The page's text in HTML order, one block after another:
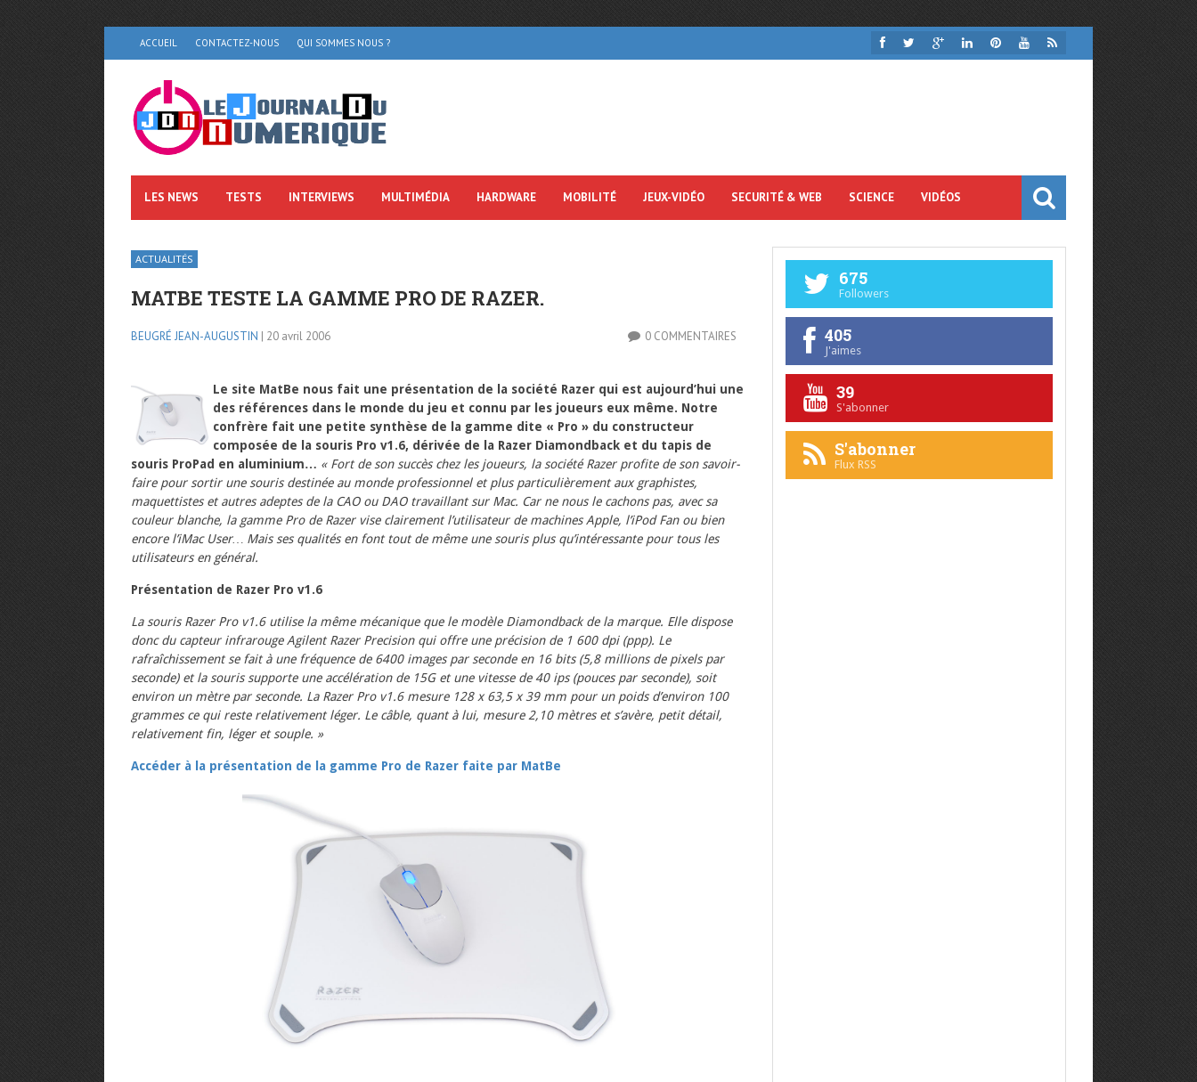
ACCUEIL CONTACTEZ-NOUS QUI SOMMES NOUS ?
LES NEWS TESTS INTERVIEWS MULTIMÉDIA HARDWARE MOBILITÉ JEUX-VIDÉO SECURITÉ & WEB SCIENCE VIDÉOS
ACTUALITÉS
MATBE TESTE LA GAMME PRO DE RAZER.
BEUGRÉ JEAN-AUGUSTIN | 20 avril 2006 0 COMMENTAIRES
Le site MatBe nous fait une présentation de la société Razer qui est aujourd’hui une
des références dans le monde du jeu et connu par les joueurs eux même. Notre
confrère fait une petite synthèse de la gamme dite « Pro » du constructeur
composée de la souris Pro v1.6, dérivée de la Razer Diamondback et du tapis de
souris ProPad en aluminium… « Fort de son succès chez les joueurs, la société Razer profite de son savoir-
faire pour sortir une souris destinée au monde professionnel et plus particulièrement aux graphistes,
maquettistes et autres adeptes de la CAO ou DAO travaillant sur Mac. Car ne nous le cachons pas, avec sa
couleur blanche, la gamme Pro de Razer vise clairement l’utilisateur de machines Apple, l’iPod Fan ou bien
encore l’iMac User… Mais ses qualités en font tout de même une souris plus qu’intéressante pour tous les
utilisateurs en général.
Présentation de Razer Pro v1.6
La souris Razer Pro v1.6 utilise la même mécanique que le modèle Diamondback de la marque. Elle dispose
donc du capteur infrarouge Agilent Razer Precision qui offre une précision de 1 600 dpi (ppp). Le
rafraîchissement se fait à une fréquence de 6400 images par seconde en 16 bits (5,8 millions de pixels par
seconde) et la souris supporte une accélération de 15G et une vitesse de 40 ips (pouces par seconde), soit
environ un mètre par seconde. La Razer Pro v1.6 mesure 128 x 63,5 x 39 mm pour un poids d’environ 100
grammes ce qui reste relativement léger. Le câble, quant à lui, mesure 2,10 mètres et s’avère, petit détail,
relativement fin, léger et souple. »
Accéder à la présentation de la gamme Pro de Razer faite par MatBe
675
Followers
405
J'aimes
39
S'abonner
S'abonner
Flux RSS